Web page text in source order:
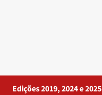
Edições 2019, 2024 e 2025